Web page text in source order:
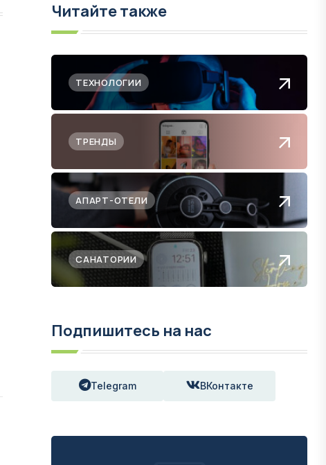
Читайте также
ТЕХНОЛОГИИ
ТРЕНДЫ
АПАРТ-ОТЕЛИ
САНАТОРИИ
Подпишитесь на нас
Telegram ВКонтакте